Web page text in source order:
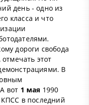
день - одно из
класса и что
дороги свобода
этот
В
вот 1 мая 1990
КПСС в последний